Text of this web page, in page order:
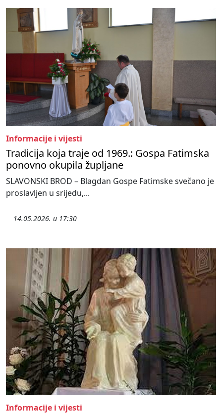
Informacije i vijesti
Tradicija koja traje od 1969.: Gospa Fatimska
ponovno okupila župljane
SLAVONSKI BROD – Blagdan Gospe Fatimske svečano je
proslavljen u srijedu,...
14.05.2026. u 17:30
Informacije i vijesti